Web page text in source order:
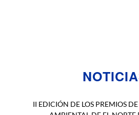
II EDICIÓN DE LOS PREMIOS